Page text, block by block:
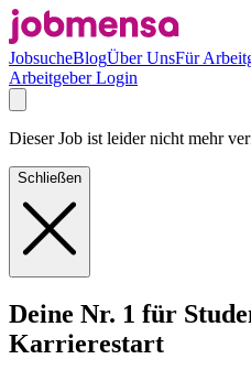
JobsucheBlogÜber UnsFür
Arbeitgeber Login
Dieser Job ist leider nicht mehr
Schließen
Deine Nr. 1 für
Karrierestart